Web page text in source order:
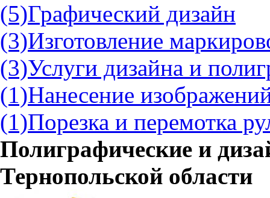
(5)Графический дизайн
(3)Изготовление
(3)Услуги дизайна и
(1)Нанесение
(1)Порезка и перемотка
Полиграфические и
Тернопольской области